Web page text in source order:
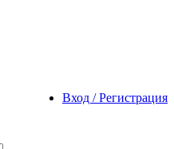
Вход / Регистрация